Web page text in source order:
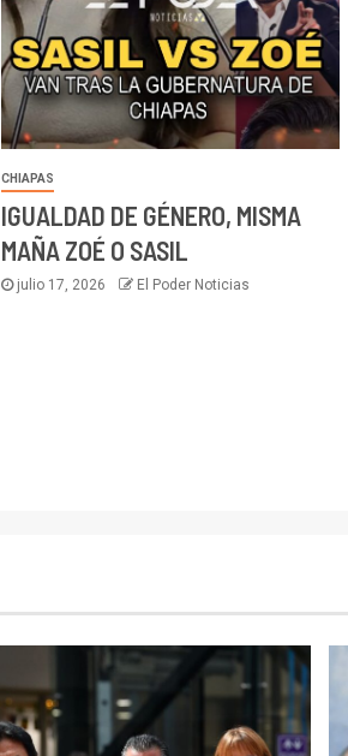
CHIAPAS
IGUALDAD DE GÉNERO, MISMA
MAÑA ZOÉ O SASIL
julio 17, 2026 El Poder Noticias